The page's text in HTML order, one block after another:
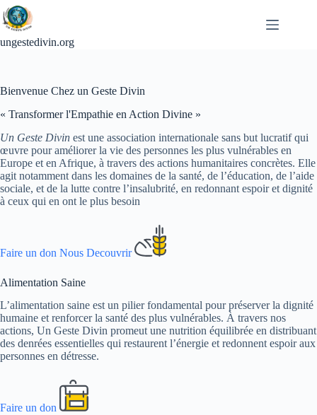
Passer
au
contenu
ungestedivin.org
Bienvenue Chez un Geste Divin
« Transformer l'Empathie en Action Divine »
Un Geste Divin est une association internationale sans but lucratif qui
œuvre pour améliorer la vie des personnes les plus vulnérables en
Europe et en Afrique, à travers des actions humanitaires concrètes. Elle
agit notamment dans les domaines de la santé, de l’éducation, de l’aide
sociale, et de la lutte contre l’insalubrité, en redonnant espoir et dignité
à ceux qui en ont le plus besoin
Faire un don Nous Decouvrir
Alimentation Saine
L’alimentation saine est un pilier fondamental pour préserver la dignité
humaine et renforcer la santé des plus vulnérables. À travers nos
actions, Un Geste Divin promeut une nutrition équilibrée en distribuant
des denrées essentielles qui restaurent l’énergie et redonnent espoir aux
personnes en détresse.
Faire un don